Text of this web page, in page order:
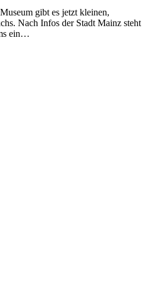
gibt es jetzt kleinen,
Nach Infos der Stadt Mainz steht
ein…